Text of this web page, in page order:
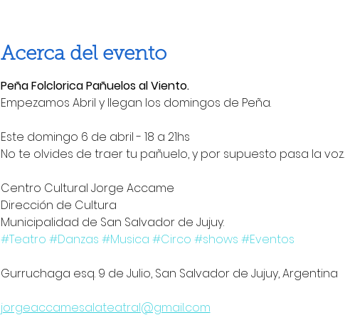
Acerca del evento
Peña Folclorica Pañuelos al Viento.
Empezamos Abril y llegan los domingos de Peña.
Este domingo 6 de abril - 18 a 21hs
No te olvides de traer tu pañuelo, y por supuesto pasa la voz.
Centro Cultural Jorge Accame
Dirección de Cultura
Municipalidad de San Salvador de Jujuy.
#Teatro #Danzas #Musica #Circo #shows #Eventos
Gurruchaga esq. 9 de Julio, San Salvador de Jujuy, Argentina
jorgeaccamesalateatral@gmail.com